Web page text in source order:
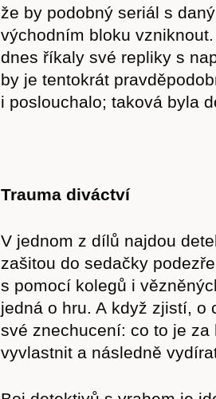
že by podobný seriál s
východním bloku
dnes říkaly své repliky s
by je tentokrát
i poslouchalo; taková byla
Trauma diváctví
V jednom z dílů najdou
zašitou do sedačky
s pomocí kolegů i
jedná o hru. A když zjistí, o
své znechucení: co to je
vyvlastnit a následně